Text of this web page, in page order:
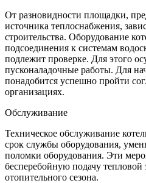
От разновидности площадки,
источника теплоснабжения,
строительства. Оборудование
подсоединения к системам
подлежит проверке. Для этого
пусконаладочные работы. Для
понадобится успешно пройти
организациях.
Обслуживание
Техническое обслуживание
срок службы оборудования,
поломки оборудования. Эти
бесперебойную подачу тепловой
отопительного сезона.